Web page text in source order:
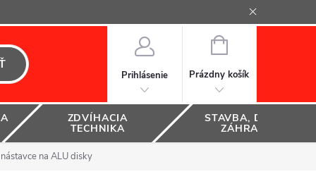
Prihlásenie
NÁKUPNÝ
Prázdny košík
ZDVÍHACIA
TECHNIKA
STAVBA, DOM A
ZÁHRADA
na ALU disky